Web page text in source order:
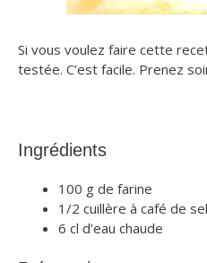
Si vous voulez faire cette
testée. C’est facile. Prenez
Ingrédients
100 g de farine
1/2 cuillère à café de sel
6 cl d’eau chaude